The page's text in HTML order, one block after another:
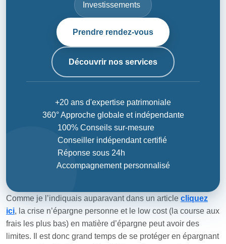
Investissements
Prendre rendez-vous
Découvrir nos services
+20 ans d'expertise patrimoniale
360° Approche globale et indépendante
100% Conseils sur-mesure
Conseiller indépendant certifié
Réponse sous 24h
Accompagnement personnalisé
Comme je l’indiquais auparavant dans un article cliquez
ici, la crise n’épargne personne et le low cost (la course aux
frais les plus bas) en matière d’épargne peut avoir des
limites. Il est donc grand temps de se protéger en épargnant